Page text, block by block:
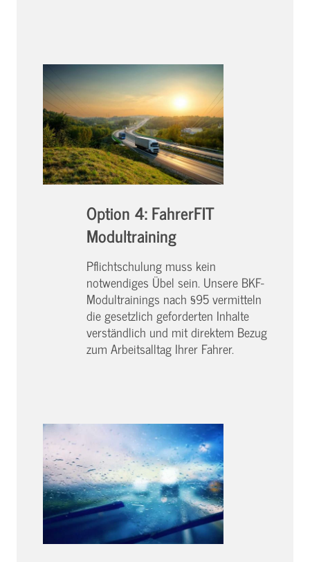
Option 4: FahrerFIT
Modultraining
Pflichtschulung muss kein
notwendiges Übel sein. Unsere BKF-
Modultrainings nach §95 vermitteln
die gesetzlich geforderten Inhalte
verständlich und mit direktem Bezug
zum Arbeitsalltag Ihrer Fahrer.